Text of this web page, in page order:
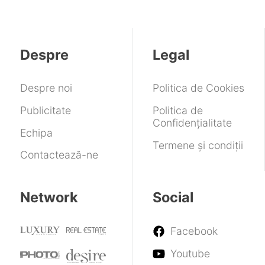
Apple,
Xiaomi,
și
chiar
Motorola
Despre
Despre noi
Publicitate
Echipa
Contactează-ne
Legal
Politica de Cookies
Politica de
Confidențialitate
Termene și condiții
Network Social
Facebook
Youtube